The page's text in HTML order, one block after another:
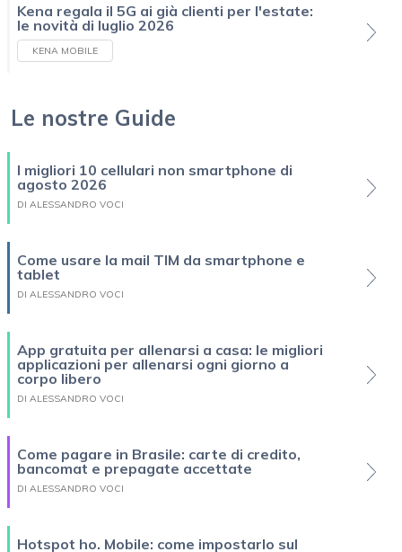
Kena regala il 5G ai già clienti per l'estate:
le novità di luglio 2026
KENA MOBILE
Le nostre Guide
I migliori 10 cellulari non smartphone di
agosto 2026
DI ALESSANDRO VOCI
Come usare la mail TIM da smartphone e
tablet
DI ALESSANDRO VOCI
App gratuita per allenarsi a casa: le migliori
applicazioni per allenarsi ogni giorno a
corpo libero
DI ALESSANDRO VOCI
Come pagare in Brasile: carte di credito,
bancomat e prepagate accettate
DI ALESSANDRO VOCI
Hotspot ho. Mobile: come impostarlo sul